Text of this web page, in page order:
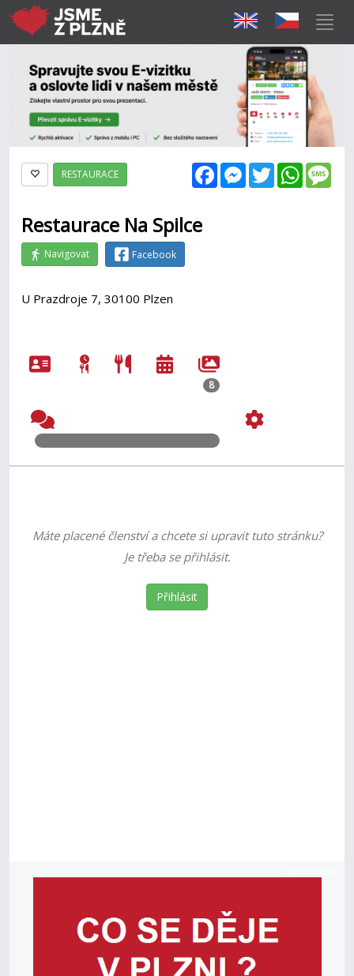
FacebookMessenger
Twitter
RESTAURACE
Restaurace Na Spilce
Navigovat Facebook
U Prazdroje 7, 30100 Plzen
8
Máte placené členství a chcete si upravit tuto stránku?
Je třeba se přihlásit.
Přihlásit